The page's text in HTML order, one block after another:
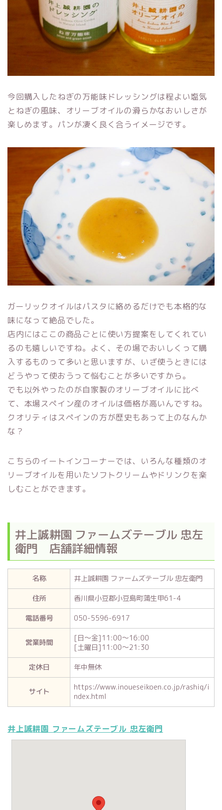
今回購入したねぎの万能味ドレッシングは程よい塩気
とねぎの風味、オリーブオイルの滑らかなおいしさが
楽しめます。パンが凄く良く合うイメージです。
ガーリックオイルはパスタに絡めるだけでも本格的な
味になって絶品でした。
店内にはここの商品ごとに使い方提案をしてくれてい
るのも嬉しいですね。よく、その場でおいしくって購
入するものって多いと思いますが、いざ使うときには
どうやって使おうって悩むことが多いですから。
でも以外やったのが自家製のオリーブオイルに比べ
て、本場スペイン産のオイルは価格が高いんですね。
クオリティはスペインの方が歴史もあって上のなんか
な？
こちらのイートインコーナーでは、いろんな種類のオ
リーブオイルを用いたソフトクリームやドリンクを楽
しむことができます。
井上誠耕園 ファームズテーブル 忠左
衛門 店舗詳細情報
名称
井上誠耕園 ファームズテーブル 忠左衛門
住所
香川県小豆郡小豆島町蒲生甲61-4
電話番号
050-5596-6917
営業時間
[日～金]11:00～16:00
[土曜日]11:00～21:30
定休日
年中無休
サイト
https://www.inoueseikoen.co.jp/rashiq/i
ndex.html
井上誠耕園 ファームズテーブル 忠左衛門